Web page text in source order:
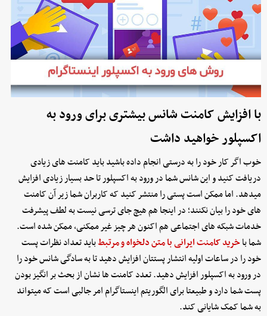
با افزایش کامنت شانس بیشتری برای ورود به
اکسپلور خواهید داشت
خوب اگر کار خود را به درستی انجام داده باشید باید کامنت های زیادی
دریافت کنید و این شانس شما در ورود به اکسپلور تا حد بسیار زیادی افزایش
میدهد. اما ممکن است پستی را منتشر کنید که کاربران شما زیر آن کامنت
های خود را بیان نکنند؛ در اینجا هم هیچ جای ترسی نیست به لطف پیشرفت
خدمات شبکه های اجتماعی هم اکنون هر چیز غیر ممکنی، ممکن شده است.
شما باخرید کامنت ایرانی با متن دلخواه و مرتبطباید تعداد نظرات پست
خود را در ساعات اولیه انتشار پستتان افزایش دهید تا به سادگی شانس خود را
در ورود به اکسپلور افزایش دهید. تعدد کامنت ها نشان از بحث بر انگیز بودن
پست شما دارد و طبیعتا برای الگوریتم اینستاگرام امر جالبی است که میتواند
به شما کمک شایانی کند.